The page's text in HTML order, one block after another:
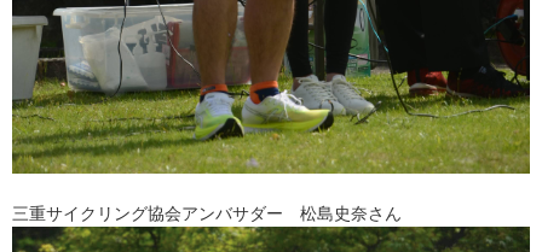
三重サイクリング協会アンバサダー 松島史奈さん